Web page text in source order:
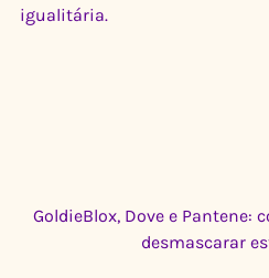
igualitária.
GoldieBlox, Dove e Pantene:
desmascarar